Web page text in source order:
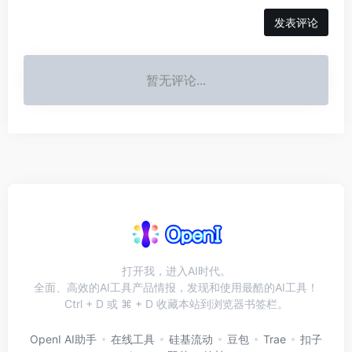
发表评论
暂无评论...
打开我，进入AI时代。
全面、高效的AI工具产品情报，发现和使用最酷的AI工具！
Ctrl + D 或 ⌘ + D 收藏本站到浏览器书签栏。
OpenI AI助手 在线工具 硅基流动 豆包 Trae
扣子